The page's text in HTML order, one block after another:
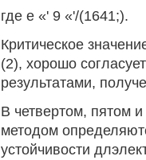
где е «' 9 «'/(1641;).
Критическое
(2), хорошо
результатами,
В четвертом, пятом
методом
устойчивости